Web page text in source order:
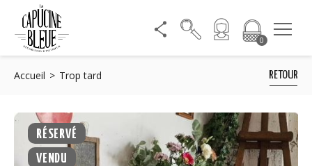
0
RETOUR
Accueil Trop tard
RÉSERVÉ
VENDU